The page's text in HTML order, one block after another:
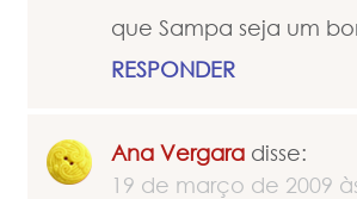
que Sampa seja um
RESPONDER
Ana Vergara disse:
19 de março de 2009